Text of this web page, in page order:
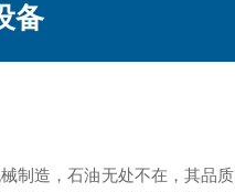
备
造，石油无处不在，其品